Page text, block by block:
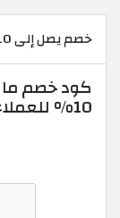
خصم يصل إلى 10%
كود خصم
10% للعملاء الجدد